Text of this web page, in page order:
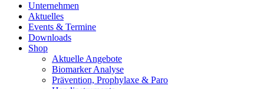
Unternehmen
Aktuelles
Events & Termine
Downloads
Shop
Aktuelle Angebote
Biomarker Analyse
Prävention, Prophylaxe & Paro